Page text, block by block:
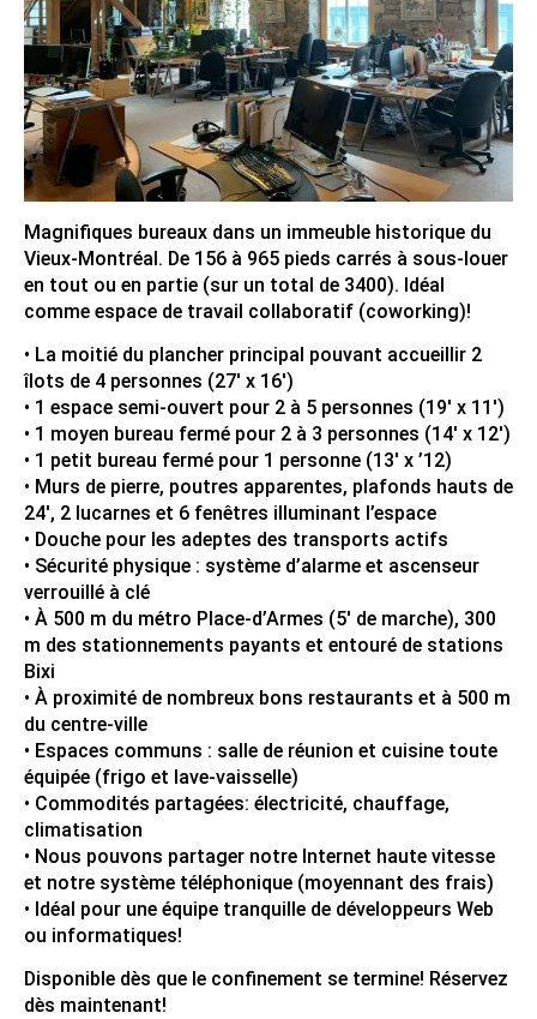
Magnifiques bureaux dans un immeuble historique du
Vieux-Montréal. De 156 à 965 pieds carrés à sous-louer
en tout ou en partie (sur un total de 3400). Idéal
comme espace de travail collaboratif (coworking)!
• La moitié du plancher principal pouvant accueillir 2
îlots de 4 personnes (27′ x 16′)
• 1 espace semi-ouvert pour 2 à 5 personnes (19′ x 11′)
• 1 moyen bureau fermé pour 2 à 3 personnes (14′ x 12′)
• 1 petit bureau fermé pour 1 personne (13′ x ’12)
• Murs de pierre, poutres apparentes, plafonds hauts de
24′, 2 lucarnes et 6 fenêtres illuminant l’espace
• Douche pour les adeptes des transports actifs
• Sécurité physique : système d’alarme et ascenseur
verrouillé à clé
• À 500 m du métro Place-d’Armes (5′ de marche), 300
m des stationnements payants et entouré de stations
Bixi
• À proximité de nombreux bons restaurants et à 500 m
du centre-ville
• Espaces communs : salle de réunion et cuisine toute
équipée (frigo et lave-vaisselle)
• Commodités partagées: électricité, chauffage,
climatisation
• Nous pouvons partager notre Internet haute vitesse
et notre système téléphonique (moyennant des frais)
• Idéal pour une équipe tranquille de développeurs Web
ou informatiques!
Disponible dès que le confinement se termine! Réservez
dès maintenant!